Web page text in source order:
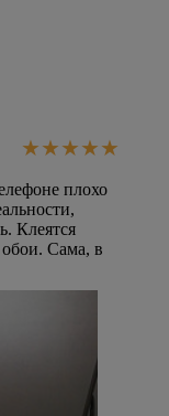
плохо
Клеятся
Сама, в